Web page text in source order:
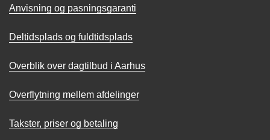
Anvisning og pasningsgaranti
Deltidsplads og fuldtidsplads
Overblik over dagtilbud i Aarhus
Overflytning mellem afdelinger
Takster, priser og betaling